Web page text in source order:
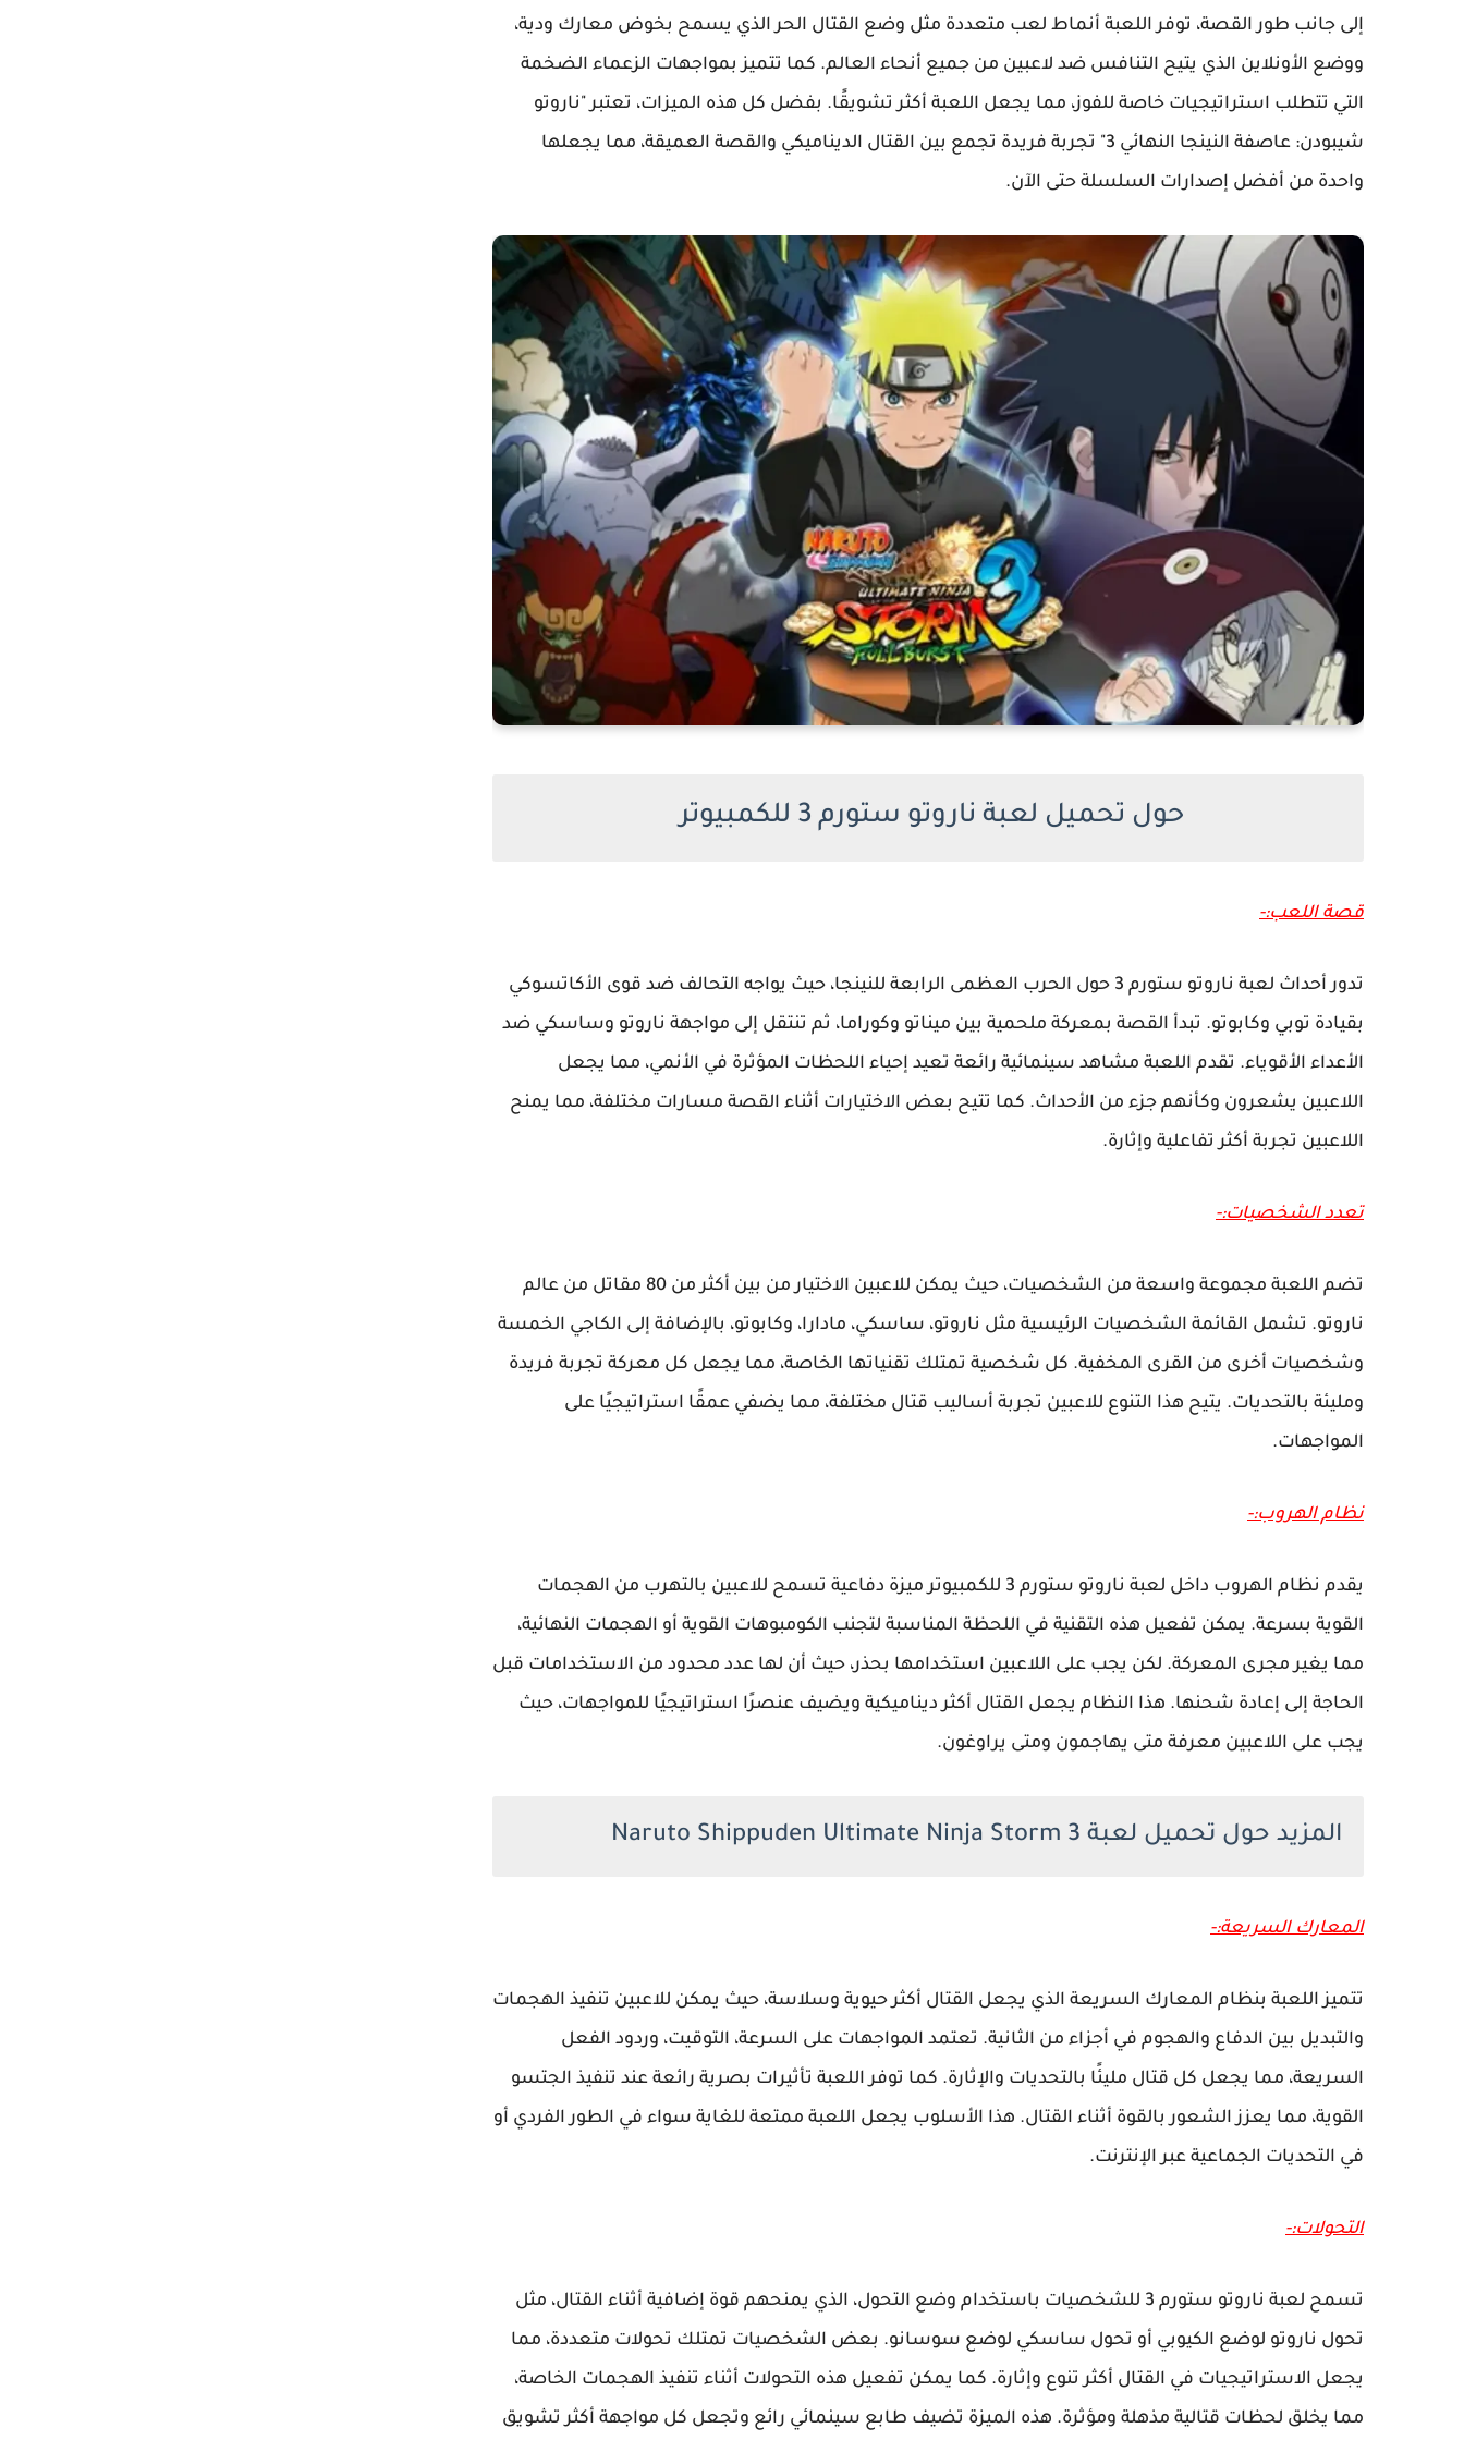
إلى جانب طور القصة، توفر اللعبة أنماط لعب متعددة مثل وضع القتال الحر الذي يسمح بخوض معارك ودية،
ووضع الأونلاين الذي يتيح التنافس ضد لاعبين من جميع أنحاء العالم. كما تتميز بمواجهات الزعماء الضخمة
التي تتطلب استراتيجيات خاصة للفوز، مما يجعل اللعبة أكثر تشويقًا. بفضل كل هذه الميزات، تعتبر "ناروتو
شيبودن: عاصفة النينجا النهائي 3" تجربة فريدة تجمع بين القتال الديناميكي والقصة العميقة، مما يجعلها
واحدة من أفضل إصدارات السلسلة حتى الآن.
حول تحميل لعبة ناروتو ستورم 3 للكمبيوتر
قصة اللعب:-
تدور أحداث لعبة ناروتو ستورم 3 حول الحرب العظمى الرابعة للنينجا، حيث يواجه التحالف ضد قوى الأكاتسوكي
بقيادة توبي وكابوتو. تبدأ القصة بمعركة ملحمية بين ميناتو وكوراما، ثم تنتقل إلى مواجهة ناروتو وساسكي ضد
الأعداء الأقوياء. تقدم اللعبة مشاهد سينمائية رائعة تعيد إحياء اللحظات المؤثرة في الأنمي، مما يجعل
اللاعبين يشعرون وكأنهم جزء من الأحداث. كما تتيح بعض الاختيارات أثناء القصة مسارات مختلفة، مما يمنح
اللاعبين تجربة أكثر تفاعلية وإثارة.
تعدد الشخصيات:-
تضم اللعبة مجموعة واسعة من الشخصيات، حيث يمكن للاعبين الاختيار من بين أكثر من 80 مقاتل من عالم
ناروتو. تشمل القائمة الشخصيات الرئيسية مثل ناروتو، ساسكي، مادارا، وكابوتو، بالإضافة إلى الكاجي الخمسة
وشخصيات أخرى من القرى المخفية. كل شخصية تمتلك تقنياتها الخاصة، مما يجعل كل معركة تجربة فريدة
ومليئة بالتحديات. يتيح هذا التنوع للاعبين تجربة أساليب قتال مختلفة، مما يضفي عمقًا استراتيجيًا على
المواجهات.
نظام الهروب:-
يقدم نظام الهروب داخل لعبة ناروتو ستورم 3 للكمبيوتر ميزة دفاعية تسمح للاعبين بالتهرب من الهجمات
القوية بسرعة. يمكن تفعيل هذه التقنية في اللحظة المناسبة لتجنب الكومبوهات القوية أو الهجمات النهائية،
مما يغير مجرى المعركة. لكن يجب على اللاعبين استخدامها بحذر، حيث أن لها عدد محدود من الاستخدامات قبل
الحاجة إلى إعادة شحنها. هذا النظام يجعل القتال أكثر ديناميكية ويضيف عنصرًا استراتيجيًا للمواجهات، حيث
يجب على اللاعبين معرفة متى يهاجمون ومتى يراوغون.
المزيد حول تحميل لعبة Naruto Shippuden Ultimate Ninja Storm 3
المعارك السريعة:-
تتميز اللعبة بنظام المعارك السريعة الذي يجعل القتال أكثر حيوية وسلاسة، حيث يمكن للاعبين تنفيذ الهجمات
والتبديل بين الدفاع والهجوم في أجزاء من الثانية. تعتمد المواجهات على السرعة، التوقيت، وردود الفعل
السريعة، مما يجعل كل قتال مليئًا بالتحديات والإثارة. كما توفر اللعبة تأثيرات بصرية رائعة عند تنفيذ الجتسو
القوية، مما يعزز الشعور بالقوة أثناء القتال. هذا الأسلوب يجعل اللعبة ممتعة للغاية سواء في الطور الفردي أو
في التحديات الجماعية عبر الإنترنت.
التحولات:-
تسمح لعبة ناروتو ستورم 3 للشخصيات باستخدام وضع التحول، الذي يمنحهم قوة إضافية أثناء القتال، مثل
تحول ناروتو لوضع الكيوبي أو تحول ساسكي لوضع سوسانو. بعض الشخصيات تمتلك تحولات متعددة، مما
يجعل الاستراتيجيات في القتال أكثر تنوع وإثارة. كما يمكن تفعيل هذه التحولات أثناء تنفيذ الهجمات الخاصة،
مما يخلق لحظات قتالية مذهلة ومؤثرة. هذه الميزة تضيف طابع سينمائي رائع وتجعل كل مواجهة أكثر تشويق